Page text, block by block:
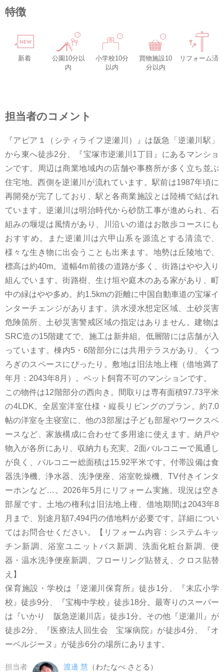
特徴
新着
公園10分以
内
小学校10分
以内
買物施設10
分以内
リフォーム済
担当者のコメント
『アピア１（シティライフ逆瀬川）』は阪急「逆瀬川駅」
から東へ徒歩2分、『宝塚市逆瀬川1丁目』にあるマンショ
ンです。周辺は商業地域内の店舗や事務所が多く立ち並ぶ
住宅地。西側を逆瀬川が流れています。駅前は1987年頃に
再開発が完了しており、駅と各商業施設とは陸橋で結ばれ
ています。逆瀬川は明治時代から砂防工事が進められ、石
組みの堰堤は風情があり、川沿いの道はお散歩コースにも
おすすめ。また逆瀬川は六甲山系を源流とする清流で、
様々な生き物に出会うことも出来ます。地勢は丘陵地で、
標高は約40m。道幅4m前後の道路が多く、街路はやや入り
組んでいます。街路樹、生け垣や庭木のある家があり、町
中の緑はやや多め。約1.5kmの距離に中国自動車道の宝塚イ
ンターチェンジがあります。洪水浸水想定区域、土砂災害
危険箇所、土砂災害警戒区域の指定はありません。建物は
SRC造の15階建てで、施工は新井組。低層階には店舗が入
っています。棟内5・6階部分には共用テラスがあり、くつ
ろぎのスペースにぴったり。敷地は旧法地上権（借地満了
年月：2043年8月）。ペット飼育不可のマンションです。
この物件は12階部分の西向き。間取りは専有面積97.73平米
の4LDK。全居室洋室仕様・縦長リビングのプラン。約7.0
帖の洋室を主寝室に、他の3部屋は子ども部屋やワークスペ
ースなど、家族構成に合わせて多用途に使えます。納戸や
物入が各所にあり、収納力も充実。2面バルコニーで風通し
が良く、バルコニー総面積は15.92平米です。付帯設備は食
器洗浄機、浄水器、洗浄便座、浴室乾燥機、TV付きインタ
ーホンなど…。2026年5月にリフォーム実施。現況は空き
部屋です。土地の権利は旧法地上権、借地期間は2043年8
月まで、別途月額7,494円の借地料が必要です。詳細につい
てはお問合せください。【リフォーム内容：システムキッ
チン新調、浴室ユニットバス新調、洗面化粧台新調、便
器・温水洗浄便座新調、フローリング貼替え、クロス貼替
え】
保育施設・学校は『逆瀬川保育所』徒歩1分、『末広小学
校』徒歩9分、『宝梅中学校』徒歩18分。最寄りのスーパー
は『いかり 阪急逆瀬川店』徒歩1分。その他『逆瀬川』が
徒歩2分、『医療法人回生会 宝塚病院』が徒歩4分、『オ
ーベルジーヌ』が徒歩6分の場所にあります。
担当者 渡邊 慧 （わたなべ さとる）